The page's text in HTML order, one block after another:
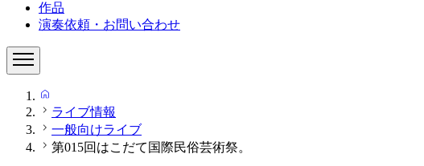
作品
演奏依頼・お問い合わせ
ライブ情報
一般向けライブ
第015回はこだて国際民俗芸術祭。